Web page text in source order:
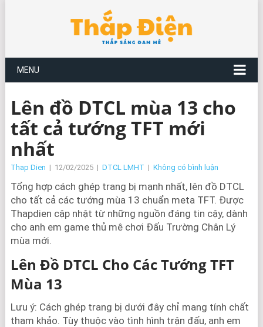
MENU
Lên đồ DTCL mùa 13 cho
tất cả tướng TFT mới
nhất
Thap Dien | 12/02/2025 | DTCL LMHT | Không có bình luận
Tổng hợp cách ghép trang bị mạnh nhất, lên đồ DTCL
cho tất cả các tướng mùa 13 chuẩn meta TFT. Được
Thapdien cập nhật từ những nguồn đáng tin cậy, dành
cho anh em game thủ mê chơi Đấu Trường Chân Lý
mùa mới.
Lên Đồ DTCL Cho Các Tướng TFT
Mùa 13
Lưu ý: Cách ghép trang bị dưới đây chỉ mang tính chất
tham khảo. Tùy thuộc vào tình hình trận đấu, anh em